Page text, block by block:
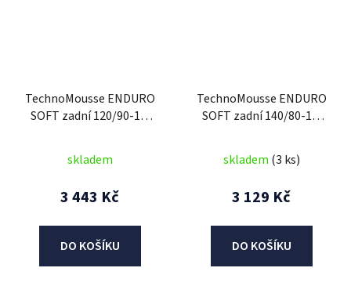
TechnoMousse ENDURO
SOFT zadní 120/90-18,
skladem
3 443 Kč
DO KOŠÍKU
TechnoMousse ENDURO
SOFT zadní 140/80-18,
SERIES , měkčí směs)
skladem (3 ks)
3 129 Kč
DO KOŠÍKU